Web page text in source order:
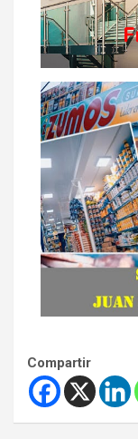
Compartir